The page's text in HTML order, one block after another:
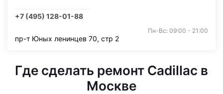
+7 (495) 128-01-88
Пн-Вс: 09:00 - 21:00
пр-т Юных ленинцев 70, стр 2
Где сделать ремонт Cadillac в
Москве